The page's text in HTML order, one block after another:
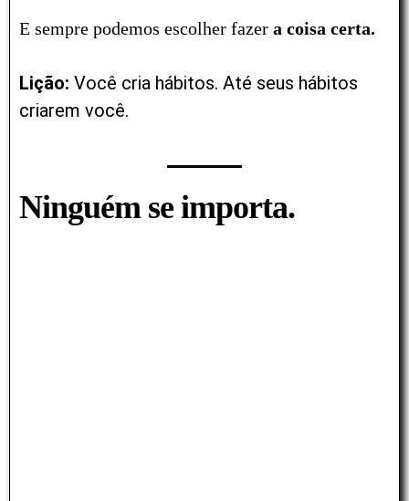
E sempre podemos escolher fazer a coisa certa.
Lição: Você cria hábitos. Até seus hábitos
criarem você.
Ninguém se importa.